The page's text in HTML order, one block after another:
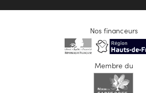
Nos financeurs
Membre du